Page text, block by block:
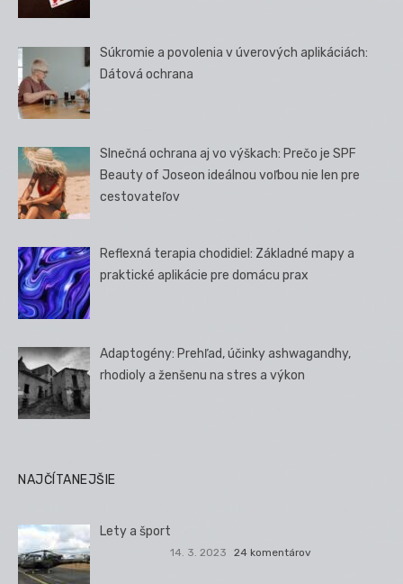
Súkromie a povolenia v úverových aplikáciách:
Dátová ochrana
Slnečná ochrana aj vo výškach: Prečo je SPF
Beauty of Joseon ideálnou voľbou nie len pre
cestovateľov
Reflexná terapia chodidiel: Základné mapy a
praktické aplikácie pre domácu prax
Adaptogény: Prehľad, účinky ashwagandhy,
rhodioly a ženšenu na stres a výkon
NAJČÍTANEJŠIE
Lety a šport
14. 3. 2023 24 komentárov